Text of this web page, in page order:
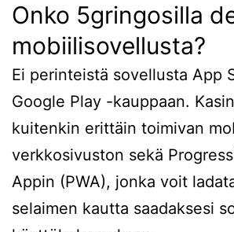
Onko 5gringosilla
mobiilisovellusta?
Ei perinteistä sovellusta App
Google Play -kauppaan.
kuitenkin erittäin toimivan
verkkosivuston sekä
Appin (PWA), jonka voit
selaimen kautta saadaksesi